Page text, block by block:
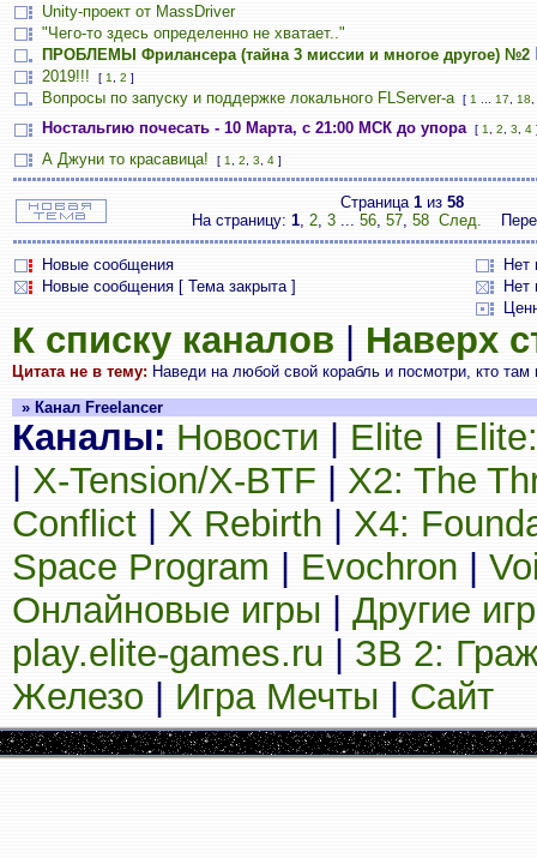
Unity-проект от MassDriver
"Чего-то здесь определенно не хватает.."
ПРОБЛЕМЫ Фрилансера (тайна 3 миссии и многое другое) №2
2019!!!
[ 1 2 ]
Вопросы по запуску и поддержке локального FLServer-a [ 1 17 18
Ностальгию почесать - 10 Марта, с 21:00 МСК до упора [ 1 2 3 4
А Джуни то красавица! [ 1 2 3 4 ]
Страница 1из 58
На страницу: 1, 2, 3 ... 56, 57, 58 След.
Новые сообщения
Нет
Новые сообщения [ Тема закрыта ]
Нет
К списку каналов Наверх
Цитата не в тему: Наведи на любой свой корабль и посмотри, кто
» Канал Freelancer
Каналы: Новости Elite
X-Tension/X-BTF
X2: The
Conflict
X Rebirth
X4:
Space Program
Evochron
Онлайновые игры
Другие
play.elite-games.ru
ЗВ 2:
Железо
Игра Мечты Сайт